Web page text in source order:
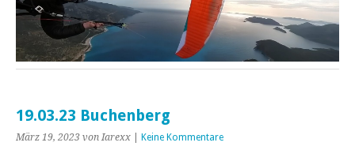
19.03.23 Buchenberg
März 19, 2023 von Iarexx Keine Kommentare